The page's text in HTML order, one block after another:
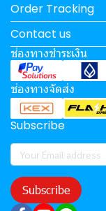
Order Tracking
Contact us
ช่องทางชำระเงิน
ช่องทางจัดส่ง
Subscribe
Subscribe